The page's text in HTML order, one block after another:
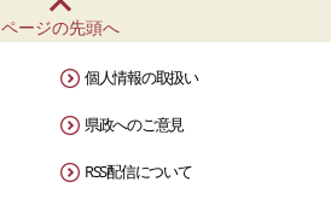
ページの先頭へ
個人情報の取扱い
県政へのご意見
RSS配信について